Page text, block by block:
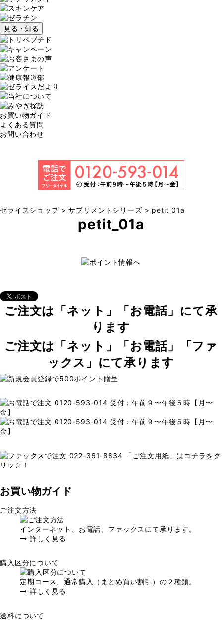
見る・知る
お買い物ガイド
よくある質問
お問い合わせ
ゼライスショップ>サプリメントシリーズ > petit_01a
petit_01a
ご注文は「ネット」「お電話」にて承
ります
ご注文は「ネット」「お電話」「ファ
ックス」にて承ります
お買い物ガイド
ご注文方法
インターネット、お電話、ファックスにて承ります。
詳しく見る
購入区分について
定期コース、通常購入（まとめ買い割引）の２種類。
詳しく見る
送料について